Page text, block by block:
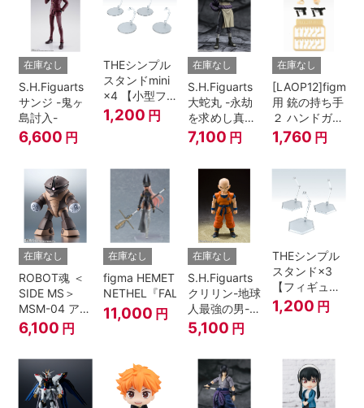
在庫なし
S.H.Figuarts
サンジ -鬼ヶ
島討入-
6,600 円
THEシンプル
スタンドmini
×4 【小型フ
ィギュア＆デ
ィフォルメフ
1,200 円
在庫なし
S.H.Figuarts
大蛇丸 -永劫
を求めし真理
の探究者-
『NARUTO-
7,100 円
在庫なし
[LAOP12]figma
用 銃の持ち手
２ ハンドガン
セット
1,760 円
在庫なし
ROBOT魂 ＜
SIDE MS＞
MSM-04 アッ
ガイ ver.
A.N.I.M.E.
6,100 円
在庫なし
figma HEMET
NETHEL『FALSLANDER』
11,000 円
在庫なし
S.H.Figuarts
クリリン-地球
人最強の男-
『ドラゴンボ
ールＺ』
5,100 円
THEシンプル
スタンド×3
【フィギュア
＆模型用】
〈HEX〉タイ
1,200 円